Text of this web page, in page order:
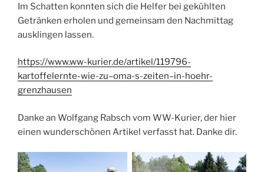
Im Schatten konnten sich die Helfer bei gekühlten
Getränken erholen und gemeinsam den Nachmittag
ausklingen lassen.
https://www.ww-kurier.de/artikel/119796-
kartoffelernte-wie-zu–oma-s-zeiten–in-hoehr-
grenzhausen
Danke an Wolfgang Rabsch vom WW-Kurier, der hier
einen wunderschönen Artikel verfasst hat. Danke dir.